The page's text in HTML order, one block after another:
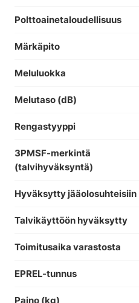
Polttoainetaloudellisuus
Märkäpito
Meluluokka
Melutaso (dB)
Rengastyyppi
3PMSF-merkintä
(talvihyväksyntä)
Hyväksytty jääolosuhteisiin
Talvikäyttöön hyväksytty
Toimitusaika varastosta
EPREL-tunnus
Paino (kg)